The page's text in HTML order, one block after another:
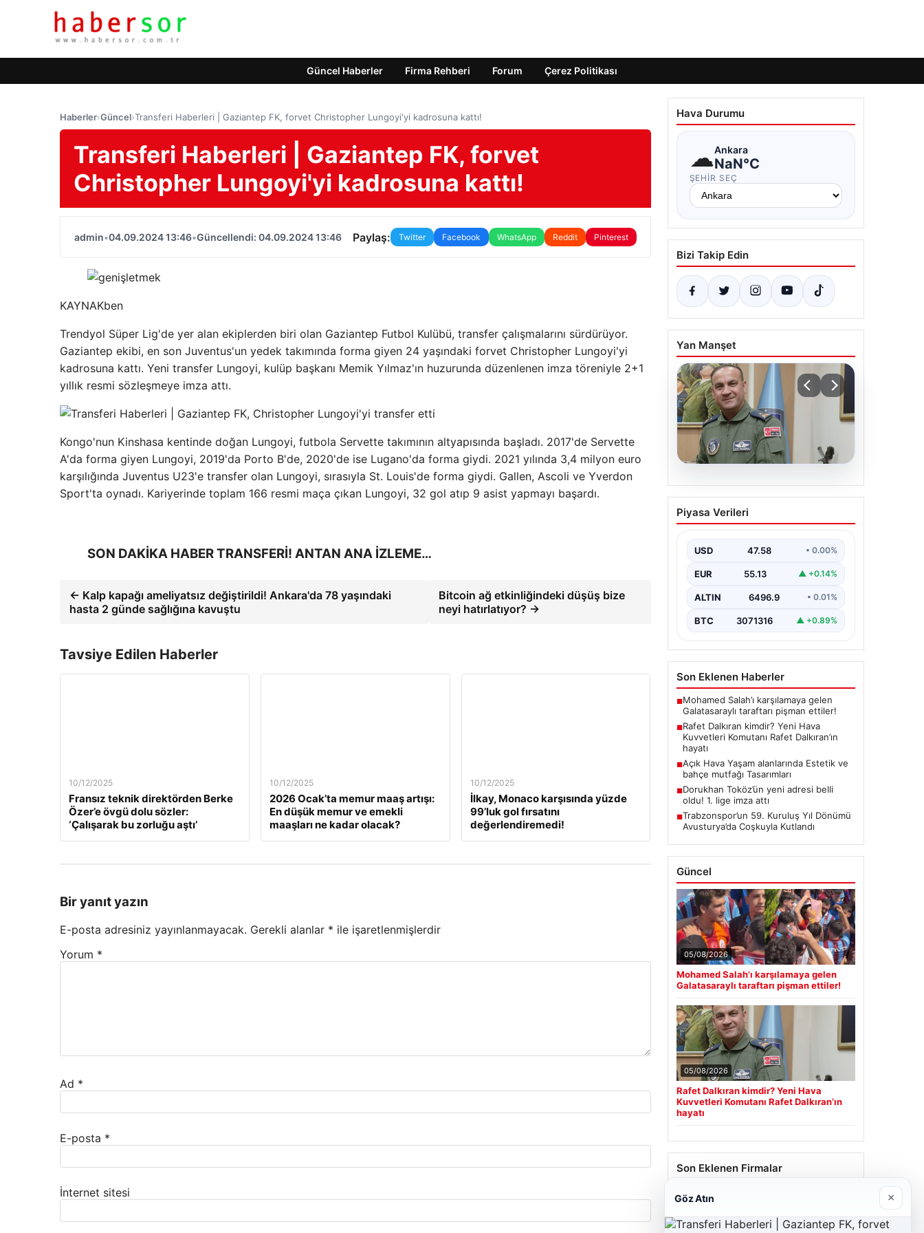
Güncel Haberler Firma Rehberi Forum Çerez Politikası
Haberler›Güncel›Transferi Haberleri | Gaziantep FK, forvet Christopher Lungoyi'yi kadrosuna kattı!
Transferi Haberleri | Gaziantep FK, forvet
Christopher Lungoyi'yi kadrosuna kattı!
admin•04.09.2024 13:46•Güncellendi: 04.09.2024 13:46 Paylaş: Twitter Facebook WhatsApp Reddit Pinterest
KAYNAKben
Trendyol Süper Lig'de yer alan ekiplerden biri olan Gaziantep Futbol Kulübü, transfer çalışmalarını sürdürüyor.
Gaziantep ekibi, en son Juventus'un yedek takımında forma giyen 24 yaşındaki forvet Christopher Lungoyi'yi
kadrosuna kattı. Yeni transfer Lungoyi, kulüp başkanı Memik Yılmaz'ın huzurunda düzenlenen imza töreniyle 2+1
yıllık resmi sözleşmeye imza attı.
Kongo'nun Kinshasa kentinde doğan Lungoyi, futbola Servette takımının altyapısında başladı. 2017'de Servette
A'da forma giyen Lungoyi, 2019'da Porto B'de, 2020'de ise Lugano'da forma giydi. 2021 yılında 3,4 milyon euro
karşılığında Juventus U23'e transfer olan Lungoyi, sırasıyla St. Louis'de forma giydi. Gallen, Ascoli ve Yverdon
Sport'ta oynadı. Kariyerinde toplam 166 resmi maça çıkan Lungoyi, 32 gol atıp 9 asist yapmayı başardı.
SON DAKİKA HABER TRANSFERİ! ANTAN ANA İZLEME…
← Kalp kapağı ameliyatsız değiştirildi! Ankara'da 78 yaşındaki
hasta 2 günde sağlığına kavuştu
Bitcoin ağ etkinliğindeki düşüş bize
neyi hatırlatıyor? →
Tavsiye Edilen Haberler
10/12/2025
Fransız teknik direktörden Berke
Özer’e övgü dolu sözler:
‘Çalışarak bu zorluğu aştı’
10/12/2025
2026 Ocak’ta memur maaş artışı:
En düşük memur ve emekli
maaşları ne kadar olacak?
10/12/2025
İlkay, Monaco karşısında yüzde
99’luk gol fırsatını
değerlendiremedi!
Bir yanıt yazın
E-posta adresiniz yayınlanmayacak. Gerekli alanlar * ile işaretlenmişlerdir
Yorum *
Ad *
E-posta *
İnternet sitesi
Hava Durumu
☁Ankara
NaN°C
ŞEHIR SEÇ
Bizi Takip Edin
Yan Manşet
Rafet Dalkıran kimdir?
Yeni Hava Kuvvetleri
Dalkıran’ın hayatı
Piyasa Verileri
USD 47.58 • 0.00%
EUR 55.13 ▲ +0.14%
ALTIN 6496.9 • 0.01%
BTC 3071316 ▲ +0.89%
Son Eklenen Haberler
■Mohamed Salah’ı karşılamaya gelen
Galatasaraylı taraftarı pişman ettiler!
■Rafet Dalkıran kimdir? Yeni Hava
Kuvvetleri Komutanı Rafet Dalkıran’ın
hayatı
■Açık Hava Yaşam alanlarında Estetik ve
bahçe mutfağı Tasarımları
■Dorukhan Toköz’ün yeni adresi belli
oldu! 1. lige imza attı
■Trabzonspor’un 59. Kuruluş Yıl Dönümü
Avusturya’da Coşkuyla Kutlandı
Güncel
05/08/2026
Mohamed Salah’ı karşılamaya gelen
Galatasaraylı taraftarı pişman ettiler!
05/08/2026
Rafet Dalkıran kimdir? Yeni Hava
Kuvvetleri Komutanı Rafet Dalkıran’ın
hayatı
Son Eklenen Firmalar
Cengiz Sigorta
23/06/2026
Göz Atın ×